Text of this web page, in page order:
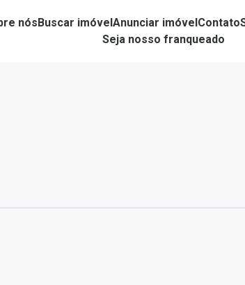
nósBuscar imóvelAnunciar imóvelContato
Seja nosso franqueado